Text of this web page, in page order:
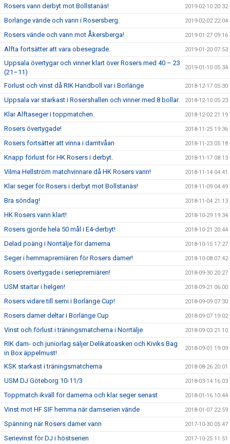
Rosers vann derbyt mot Bollstanäs! 2019-02-10 20:32
Borlänge vände och vann i Rosersberg. 2019-02-02 22:04
Rosers vände och vann mot Åkersberga! 2019-01-27 09:16
Alfta fortsätter att vara obesegrade. 2019-01-20 07:53
Uppsala övertygar och vinner klart över Rosers med 40 – 23
(21–11)
2019-01-10 05:34
Förlust och vinst då RIK Handboll var i Borlänge 2018-12-17 05:30
Uppsala var starkast i Rosershallen och vinner med 8 bollar. 2018-12-10 05:23
Klar Alftaseger i toppmatchen. 2018-12-02 21:19
Rosers övertygade! 2018-11-25 19:36
Rosers fortsätter att vinna i damtvåan 2018-11-23 05:18
Knapp förlust för HK Rosers i derbyt. 2018-11-17 08:13
Vilma Hellström matchvinnare då HK Rosers vann! 2018-11-14 04:41
Klar seger för Rosers i derbyt mot Bollstanäs! 2018-11-09 04:49
Bra söndag! 2018-11-04 21:13
HK Rosers vann klart! 2018-10-29 19:34
Rosers gjorde hela 50 mål i E4-derbyt! 2018-10-21 20:44
Delad poäng i Norrtälje för damerna 2018-10-15 17:27
Seger i hemmapremiären för Rosers damer! 2018-10-08 07:42
Rosers övertygade i seriepremiären! 2018-09-30 20:27
USM startar i helgen! 2018-09-21 06:00
Rosers vidare till semi i Borlänge Cup! 2018-09-09 07:30
Rosers damer deltar i Borlänge Cup 2018-09-07 19:02
Vinst och förlust i träningsmatcherna i Norrtälje 2018-09-03 21:10
RIK dam- och juniorlag säljer Delikatoasken och Kiviks Bag
in Box äppelmust!
2018-09-01 19:09
KSK starkast i träningsmatcherna 2018-08-26 20:01
USM DJ Göteborg 10-11/3 2018-03-14 16:03
Toppmatch ikväll för damerna och klar seger senast 2018-01-16 10:44
Vinst mot HF SIF hemma när damserien vände 2018-01-07 22:59
Spänning när Rosers damer vann 2017-10-30 05:47
Serievinst för DJ i höstserien 2017-10-25 11:51